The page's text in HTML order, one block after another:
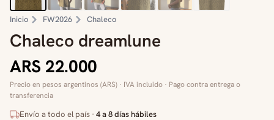
Inicio FW2026 Chaleco
Chaleco dreamlune
ARS 22.000
Precio en pesos argentinos (ARS) · IVA incluido · Pago contra entrega o
transferencia
Envío a todo el país · 4 a 8 días hábiles